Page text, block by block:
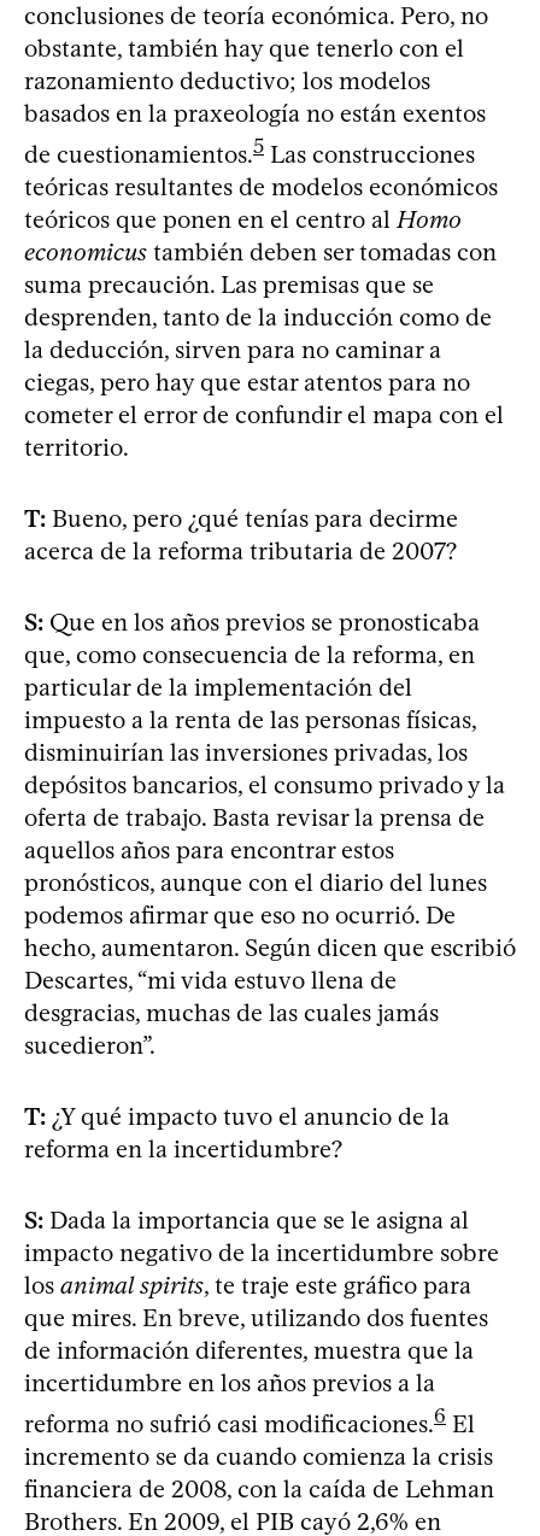
conclusiones de teoría económica. Pero, no
obstante, también hay que tenerlo con el
razonamiento deductivo; los modelos
basados en la praxeología no están exentos
de cuestionamientos.5 Las construcciones
teóricas resultantes de modelos económicos
teóricos que ponen en el centro alHomo
economicus también deben ser tomadas con
suma precaución. Las premisas que se
desprenden, tanto de la inducción como de
la deducción, sirven para no caminar a
ciegas, pero hay que estar atentos para no
cometer el error de confundir el mapa con el
territorio.
T: Bueno, pero ¿qué tenías para decirme
acerca de la reforma tributaria de 2007?
S: Que en los años previos se pronosticaba
que, como consecuencia de la reforma, en
particular de la implementación del
impuesto a la renta de las personas físicas,
disminuirían las inversiones privadas, los
depósitos bancarios, el consumo privado y la
oferta de trabajo. Basta revisar la prensa de
aquellos años para encontrar estos
pronósticos, aunque con el diario del lunes
podemos afirmar que eso no ocurrió. De
hecho, aumentaron. Según dicen que escribió
Descartes, “mi vida estuvo llena de
desgracias, muchas de las cuales jamás
sucedieron”.
T: ¿Y qué impacto tuvo el anuncio de la
reforma en la incertidumbre?
S: Dada la importancia que se le asigna al
impacto negativo de la incertidumbre sobre
los animal spirits, te traje este gráfico para
que mires. En breve, utilizando dos fuentes
de información diferentes, muestra que la
incertidumbre en los años previos a la
reforma no sufrió casi modificaciones.6 El
incremento se da cuando comienza la crisis
financiera de 2008, con la caída de Lehman
Brothers. En 2009, el PIB cayó 2,6% en